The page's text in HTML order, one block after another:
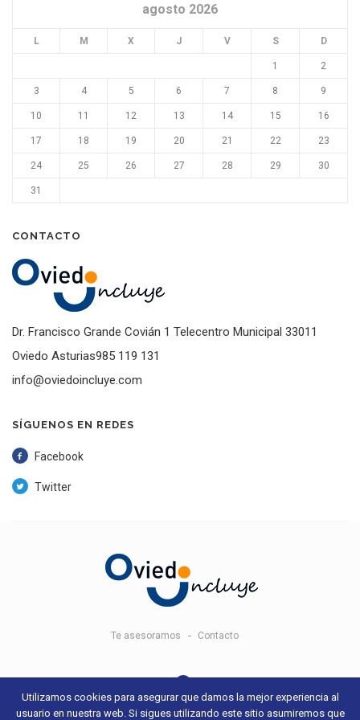
agosto 2026
L M X J V S D
1 2
3 4 5 6 7 8 9
10 11 12 13 14 15 16
17 18 19 20 21 22 23
24 25 26 27 28 29 30
31
CONTACTO
Dr. Francisco Grande Covián 1 Telecentro Municipal 33011
Oviedo Asturias985 119 131
info@oviedoincluye.com
SÍGUENOS EN REDES
Facebook
Twitter
Te asesoramos Contacto
© 2018 Oviedo Incluye - Aviso legal y condiciones de uso- Sitio web
Utilizamos cookies para asegurar que damos la mejor experiencia al
usuario en nuestra web. Si sigues utilizando este sitio asumiremos que